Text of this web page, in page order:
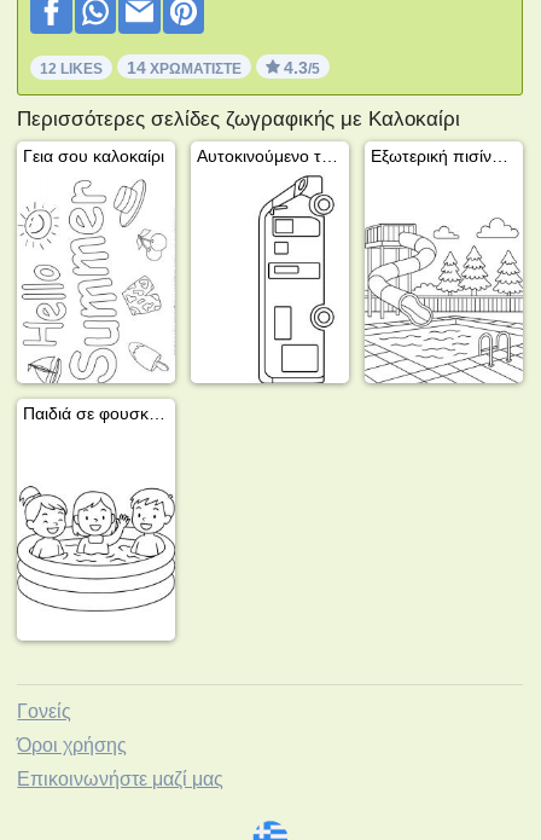
12 LIKES 14 ΧΡΩΜΑΤΊΣΤΕ 4.3/5
Περισσότερες σελίδες ζωγραφικής με Καλοκαίρι
Γεια σου καλοκαίρι
Γονείς
Όροι χρήσης
Επικοινωνήστε μαζί μας